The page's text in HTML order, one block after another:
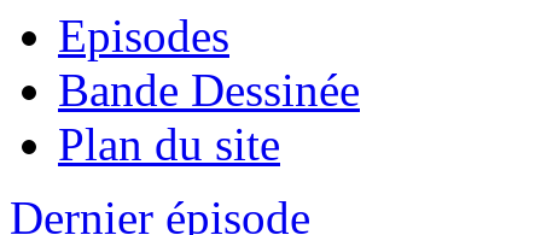
Episodes
Bande Dessinée
Plan du site
Dernier épisode